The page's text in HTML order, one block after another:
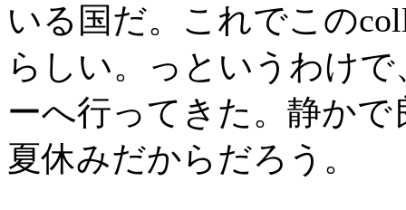
いる国だ。これでこの
らしい。っというわけ
ーへ行ってきた。静か
夏休みだからだろう。